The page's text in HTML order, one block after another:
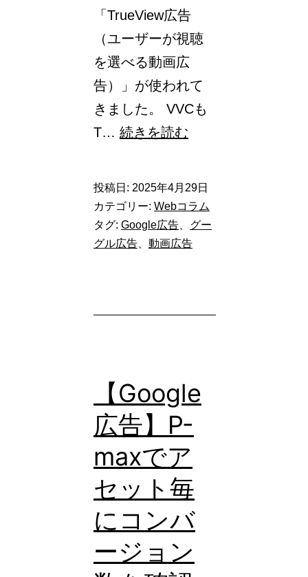
項
目
で
は
ン
ー
ジ
ョ
な
い
理
由
と
は？
「TrueView広告
（ユーザーが視聴
を選べる動画広
告）」が使われて
きました。 VVCも
T… 続きを読む
聴
キ
ャ
ー
は？
と
違
い
や
特
投稿日: 2025年4月29日
カテゴリー: Webコラム
タグ: Google広告
グー
グル広告
動画広告
【Google
広告】P-
maxでア
セット毎
にコンバ
ージョン